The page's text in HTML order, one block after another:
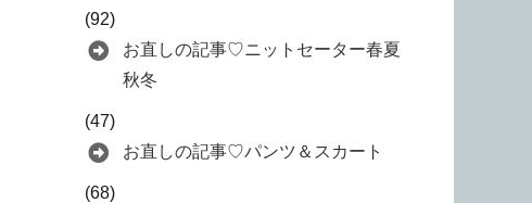
(92)
お直しの記事♡ニットセーター春夏
秋冬
(47)
お直しの記事♡パンツ＆スカート
(68)